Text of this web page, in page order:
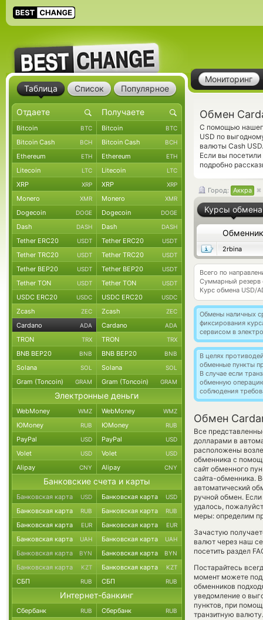
Мониторинг
Обмен
С помощью
USD по
валюты Cash
Если вы
подробно
Город: Аккра
Курсы обмена
Обменник
2rbina
Всего по
Суммарный резерв
Курс обмена USD/
Обмены наличных
фиксирования
сервисом в
В целях
обменные пункты
В случае если
обменную
соблюдения
Обмен
Все
долларами в
расположены
обменника с
сайт обменного
сайта-обменника.
автоматический
ручной обмен.
удалось,
меры: определим
Зачастую
валют через наш
посетить раздел
Постарайтесь
момент можете
обменников
уведомление о
пунктов, при
транзитную валюту.
Таблица Список Популярное
Bitcoin BTC Bitcoin BTC
Bitcoin Cash BCH Bitcoin Cash BCH
Ethereum ETH Ethereum ETH
Litecoin LTC Litecoin LTC
XRP XRP XRP XRP
Monero XMR Monero XMR
Dogecoin DOGE Dogecoin DOGE
Dash DASH Dash DASH
Tether ERC20 USDT Tether ERC20 USDT
Tether TRC20 USDT Tether TRC20 USDT
Tether BEP20 USDT Tether BEP20 USDT
Tether TON USDT Tether TON USDT
USDC ERC20 USDC USDC ERC20 USDC
Zcash ZEC Zcash ZEC
Cardano ADA Cardano ADA
TRON TRX TRON TRX
BNB BEP20 BNB BNB BEP20 BNB
Solana SOL Solana SOL
Gram (Toncoin) GRAM Gram (Toncoin) GRAM
Электронные деньги
WebMoney WMZ WebMoney WMZ
ЮMoney RUB ЮMoney RUB
PayPal USD PayPal USD
Volet USD Volet USD
Alipay CNY Alipay CNY
Банковские счета и карты
Банковская карта USD Банковская карта USD
Банковская карта RUB Банковская карта RUB
Банковская карта EUR Банковская карта EUR
Банковская карта UAH Банковская карта UAH
Банковская карта BYN Банковская карта BYN
Банковская карта KZT Банковская карта KZT
СБП RUB СБП RUB
Интернет-банкинг
Сбербанк RUB Сбербанк RUB